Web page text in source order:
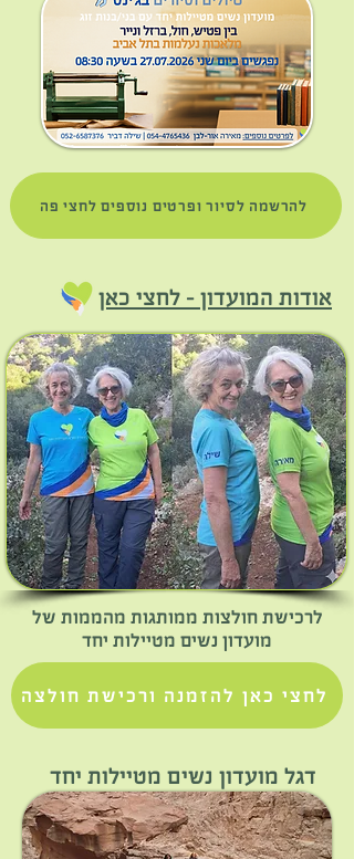
להרשמה לסיור ופרטים נוספים לחצי פה
אודות המועדון – לחצי כאן
לרכישת חולצות ממותגות מהממות של
מועדון נשים מטיילות יחד
לחצי כאן להזמנה ורכישת חולצה
דגל מועדון נשים מטיילות יחד